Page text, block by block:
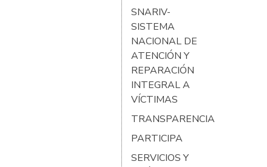
SNARIV-
SISTEMA
NACIONAL DE
ATENCIÓN Y
REPARACIÓN
INTEGRAL A
VÍCTIMAS
TRANSPARENCIA
PARTICIPA
SERVICIOS Y